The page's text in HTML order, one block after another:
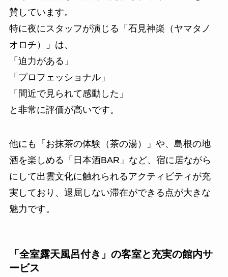
賛しています。
特に夜にスタッフが演じる「石見神楽（ヤマタノ
オロチ）」は、
「迫力がある」
「プロフェッショナル」
「間近で見られて感動した」
と非常に評価が高いです。
他にも「お抹茶の体験（茶の湯）」や、島根の地
酒を楽しめる「日本酒BAR」など、宿に居ながら
にして出雲文化に触れられるアクティビティが充
実しており、退屈しない滞在ができる点が大きな
魅力です。
「全室露天風呂付き」の客室と充実の館内サ
ービス